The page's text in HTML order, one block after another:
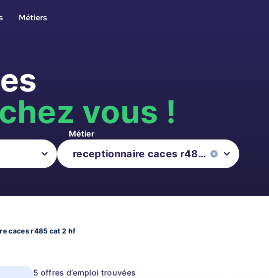
Métiers
chez vous !
Métier
caces r485 cat 2 hf
5 offres d’emploi trouvées